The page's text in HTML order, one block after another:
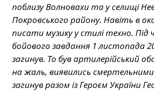
поблизу Волновахи та у селищі
Покровського району. Навіть в
писати музику у стилі техно. Під
бойового завдання 1 листопада
загинув. То був артилерійський
на жаль, виявились
загинув разом із Героєм України